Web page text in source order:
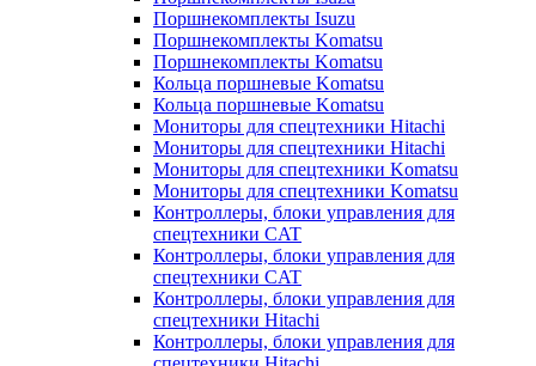
Поршнекомплекты Isuzu
Поршнекомплекты Komatsu
Поршнекомплекты Komatsu
Кольца поршневые Komatsu
Кольца поршневые Komatsu
Мониторы для спецтехники Hitachi
Мониторы для спецтехники Hitachi
Мониторы для спецтехники Komatsu
Мониторы для спецтехники Komatsu
Контроллеры, блоки управления для
спецтехники CAT
Контроллеры, блоки управления для
спецтехники CAT
Контроллеры, блоки управления для
спецтехники Hitachi
Контроллеры, блоки управления для